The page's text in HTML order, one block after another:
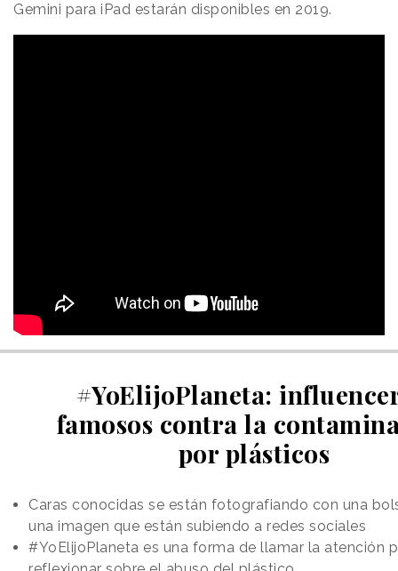
Gemini para iPad estarán disponibles en 2019.
#YoElijoPlaneta:
famosos contra la
por plásticos
Caras conocidas se están fotografiando con una
una imagen que están subiendo a redes sociales
#YoElijoPlaneta es una forma de llamar la atención